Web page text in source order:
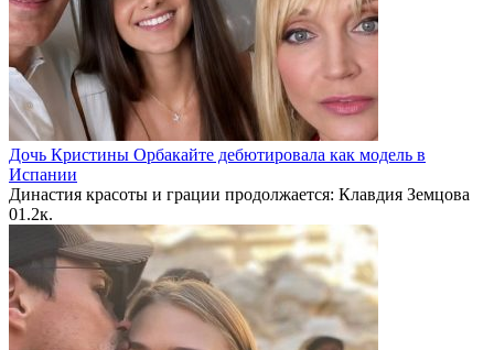
Дочь Кристины Орбакайте дебютировала как модель в
Испании
Династия красоты и грации продолжается: Клавдия Земцова
01.2к.